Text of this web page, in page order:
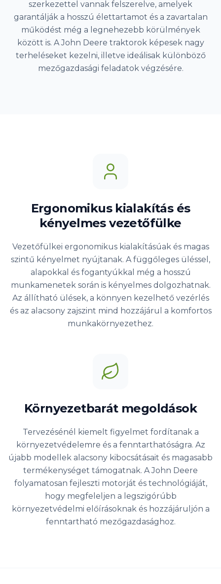
szerkezettel vannak felszerelve, amelyek
garantálják a hosszú élettartamot és a zavartalan
működést még a legnehezebb körülmények
között is. A John Deere traktorok képesek nagy
terheléseket kezelni, illetve ideálisak különböző
mezőgazdasági feladatok végzésére.
Ergonomikus kialakítás és
kényelmes vezetőfülke
Vezetőfülkei ergonomikus kialakításúak és magas
szintű kényelmet nyújtanak. A függőleges üléssel,
alapokkal és fogantyúkkal még a hosszú
munkamenetek során is kényelmes dolgozhatnak.
Az állítható ülések, a könnyen kezelhető vezérlés
és az alacsony zajszint mind hozzájárul a komfortos
munkakörnyezethez.
Környezetbarát megoldások
Tervezésénél kiemelt figyelmet fordítanak a
környezetvédelemre és a fenntarthatóságra. Az
újabb modellek alacsony kibocsátásait és magasabb
termékenységet támogatnak. A John Deere
folyamatosan fejleszti motorját és technológiáját,
hogy megfeleljen a legszigórúbb
környezetvédelmi előírásoknak és hozzájáruljón a
fenntartható mezőgazdasághoz.